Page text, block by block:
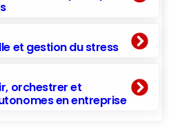
et gestion du stress
orchestrer et
en entreprise